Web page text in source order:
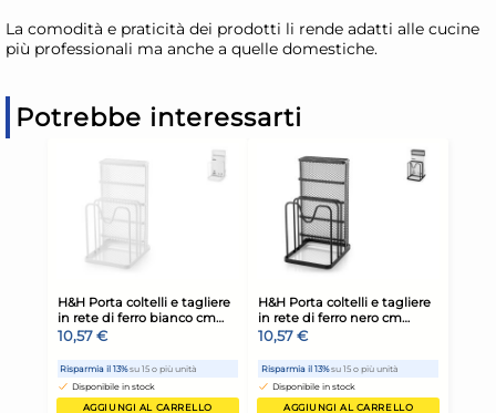
La comodità e praticità dei prodotti li rende adatti alle cucine
più professionali ma anche a quelle domestiche.
Potrebbe interessarti